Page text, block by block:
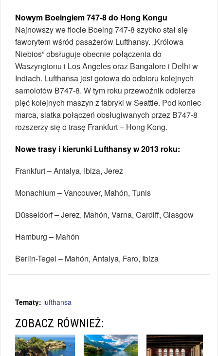
Nowym Boeingiem 747-8 do Hong Kongu
Najnowszy we flocie Boeing 747-8 szybko stał się
faworytem wśród pasażerów Lufthansy. „Królowa
Niebios” obsługuje obecnie połączenia do
Waszyngtonu i Los Angeles oraz Bangalore i Delhi w
Indiach. Lufthansa jest gotowa do odbioru kolejnych
samolotów B747-8. W tym roku przewoźnik odbierze
pięć kolejnych maszyn z fabryki w Seattle. Pod koniec
marca, siatka połączeń obsługiwanych przez B747-8
rozszerzy się o trasę Frankfurt – Hong Kong.
Nowe trasy i kierunki Lufthansy w 2013 roku:
Frankfurt – Antalya, Ibiza, Jerez
Monachium – Vancouver, Mahón, Tunis
Düsseldorf – Jerez, Mahón, Varna, Cardiff, Glasgow
Hamburg – Mahón
Berlin-Tegel – Mahón, Antalya, Faro, Ibiza
Tematy: lufthansa
ZOBACZ RÓWNIEŻ: